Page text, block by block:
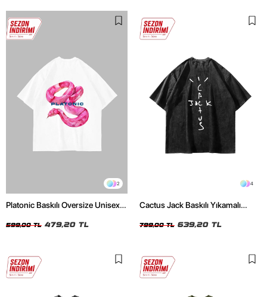
2
Platonic Baskılı Oversize Unisex
599,00 TL 479,20 TL
4
Cactus Jack Baskılı Yıkamalı
799,00 TL 639,20 TL